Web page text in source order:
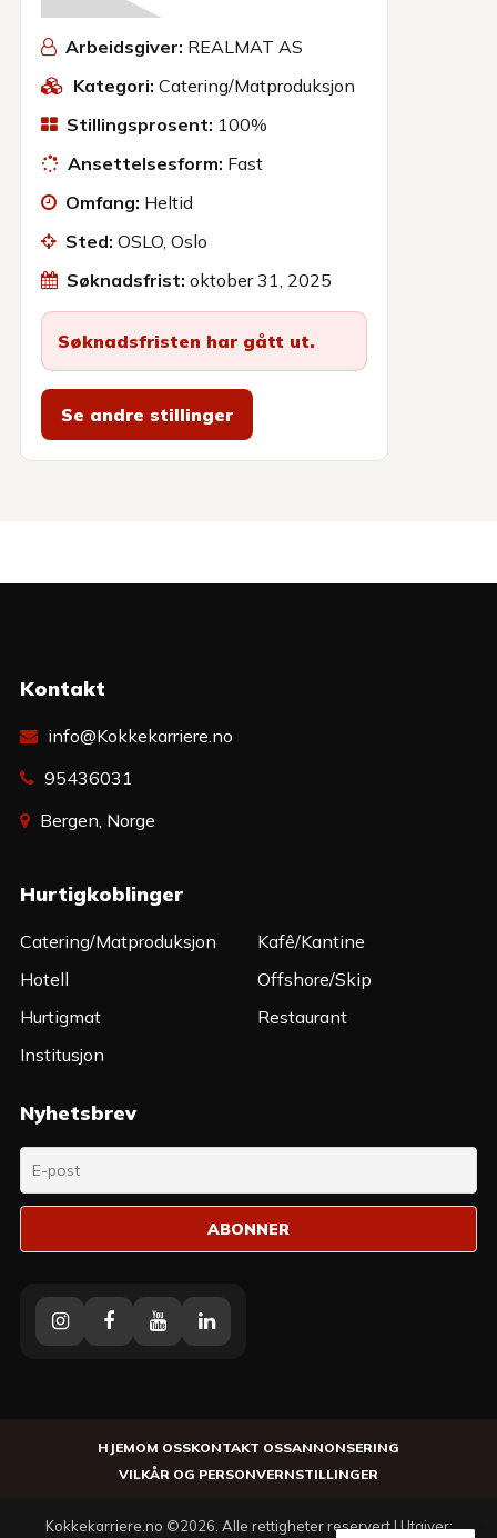
Arbeidsgiver: REALMAT AS
Kategori: Catering/Matproduksjon
Stillingsprosent: 100%
Ansettelsesform: Fast
Omfang: Heltid
Sted: OSLO, Oslo
Søknadsfrist: oktober 31, 2025
Søknadsfristen har gått ut.
Se andre stillinger
Kontakt
info@Kokkekarriere.no
95436031
Bergen, Norge
Hurtigkoblinger
Catering/Matproduksjon
Hotell
Hurtigmat
Institusjon
Kafê/Kantine
Offshore/Skip
Restaurant
Nyhetsbrev
InstagramFacebookYoutubeLinkedin
HJEMOM OSSKONTAKT OSSANNONSERING
VILKÅR OG PERSONVERNSTILLINGER
Kokkekarriere.no ©2026. Alle rettigheter reservert | Utgiver: